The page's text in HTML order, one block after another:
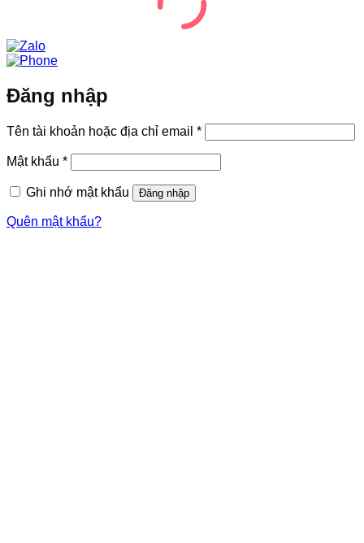
Đăng nhập
Tên tài khoản hoặc địa chỉ email *Bắt
buộc
Mật khẩu *Bắt
buộc
Ghi nhớ mật khẩu
Đăng nhập
Quên mật khẩu?